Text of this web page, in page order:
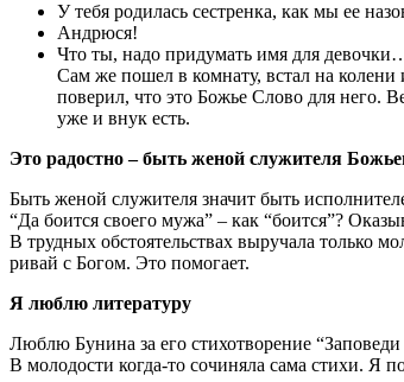
У тебя роди­лась сест­рен­ка, как мы ее
Анд­рю­ся!
Что ты, надо при­ду­мать имя для
Сам же пошел в ком­на­ту, встал на
пове­рил, что это Божье Сло­во для него.
уже и внук есть.
Это радост­но – быть женой слу­жи­те­ля
Быть женой слу­жи­те­ля зна­чит быть
“Да боит­ся сво­е­го мужа” – как “боит­ся”?
В труд­ных обсто­я­тель­ствах выру­ча­ла толь­ко
ри­вай с Богом. Это помогает.
Я люб­лю литературу
Люб­лю Буни­на за его сти­хо­тво­ре­ние
В моло­до­сти когда-то сочи­ня­ла сама сти­хи.